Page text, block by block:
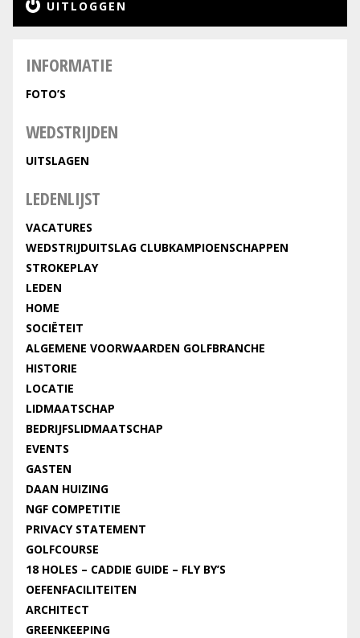
UITLOGGEN
INFORMATIE
FOTO’S
WEDSTRIJDEN
UITSLAGEN
LEDENLIJST
VACATURES
WEDSTRIJDUITSLAG CLUBKAMPIOENSCHAPPEN
STROKEPLAY
LEDEN
HOME
SOCIËTEIT
ALGEMENE VOORWAARDEN GOLFBRANCHE
HISTORIE
LOCATIE
LIDMAATSCHAP
BEDRIJFSLIDMAATSCHAP
EVENTS
GASTEN
DAAN HUIZING
NGF COMPETITIE
PRIVACY STATEMENT
GOLFCOURSE
18 HOLES – CADDIE GUIDE – FLY BY’S
OEFENFACILITEITEN
ARCHITECT
GREENKEEPING